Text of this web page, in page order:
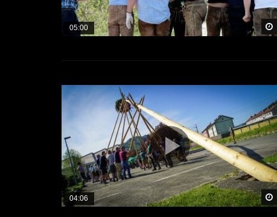
05:00
04:06